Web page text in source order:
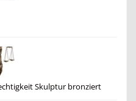
Skulptur bronziert